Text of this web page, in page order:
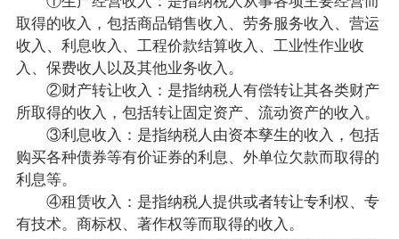
取得的收入，包括商品销售收入、劳务服务收入、营运
收入、利息收入、工程价款结算收入、工业性作业收
入、保费收人以及其他业务收入。
②财产转让收入：是指纳税人有偿转让其各类财产
所取得的收入，包括转让固定资产、流动资产的收入。
③利息收入：是指纳税人由资本孳生的收入，包括
购买各种债券等有价证券的利息、外单位欠款而取得的
利息等。
④租赁收入：是指纳税人提供或者转让专利权、专
有技术。商标权、著作权等而取得的收入。